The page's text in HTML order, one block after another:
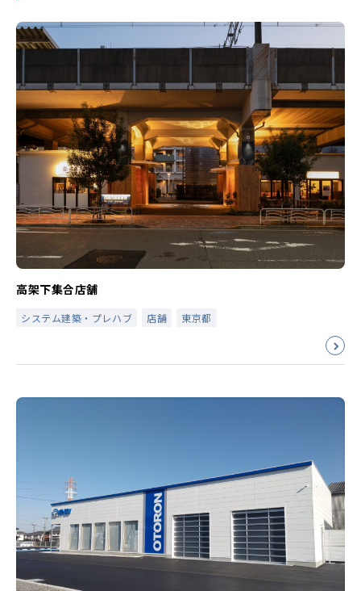
高架下集合店舗
システム建築・プレハブ 店舗 東京都